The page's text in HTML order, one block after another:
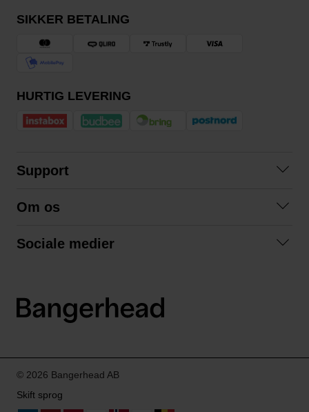
SIKKER BETALING
HURTIG LEVERING
Support
Betingelser
Om os
Sociale medier
LinkedIn
© 2026 Bangerhead AB
Skift sprog